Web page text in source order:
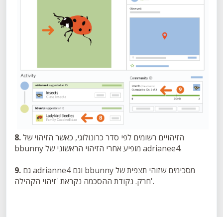
8.
bbunny מופיע אחרי הזיהוי הראשוני של adrianee4.
9.
חרק. נקודת ההסכמה נקראת 'זיהוי הקהילה'.